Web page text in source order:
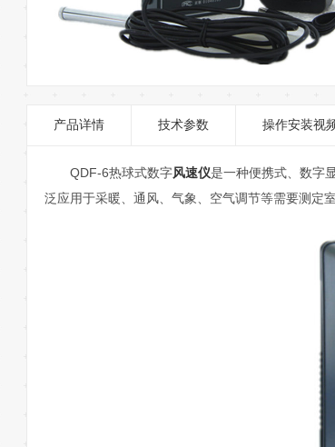
产品详情 技术参数 操作安装视
QDF-6热球式数字风速仪是一种便携式、数字
泛应用于采暖、通风、气象、空气调节等需要测定